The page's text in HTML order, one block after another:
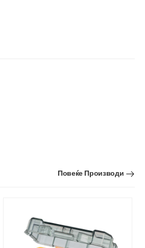
Повеќе Производи